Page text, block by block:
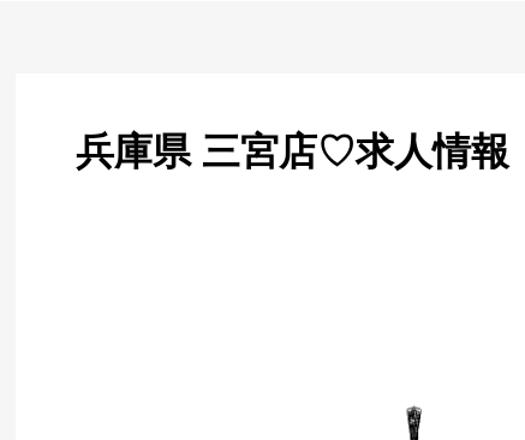
兵庫県 三宮店♡求人情報